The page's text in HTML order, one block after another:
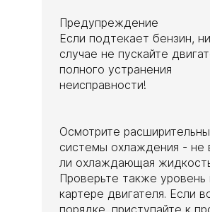
Предупреждение
Если подтекает бензин,
случае не пускайте
полного устранения
неисправности!
Осмотрите
системы охлаждения - не
ли охлаждающая
Проверьте также уровень
картере двигателя. Если